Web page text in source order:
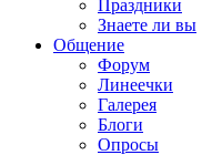
Праздники
Знаете ли вы
Общение
Форум
Линеечки
Галерея
Блоги
Опросы